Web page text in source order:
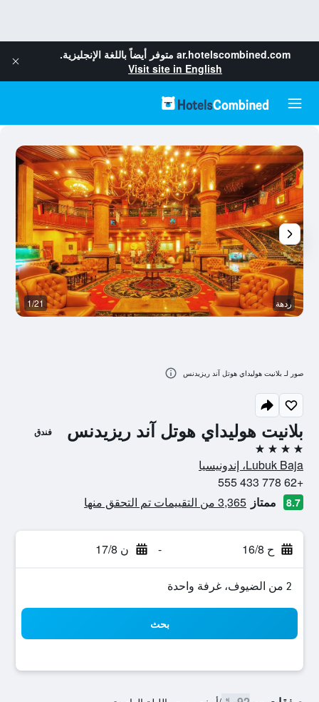
ar.hotelscombined.com متوفر أيضاً باللغة الإنجليزية.
Visit site in English
بلانيت هوليداي هوتل آند ريزيدنس فندق
4 نجوم
Lubuk Baja، إندونيسيا
+62 778 433 555
8.7 ممتاز 3,365 من التقييمات تم التحقق منها
ح 16/8 - ن 17/8
2 من الضيوف، غرفة واحدة
بحث
ردهة 1/21
صور لـ بلانيت هوليداي هوتل آند ريزيدنس